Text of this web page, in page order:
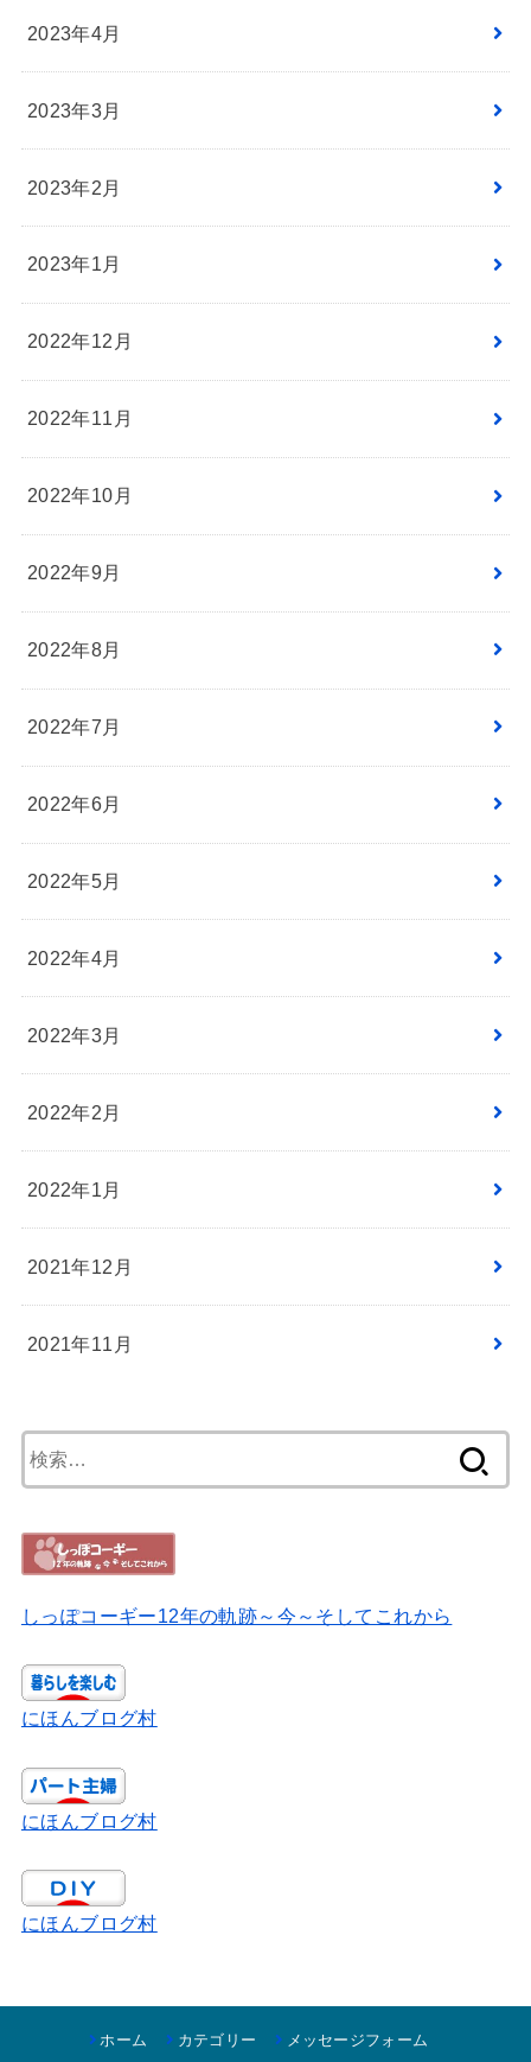
2023年4月
2023年3月
2023年2月
2023年1月
2022年12月
2022年11月
2022年10月
2022年9月
2022年8月
2022年7月
2022年6月
2022年5月
2022年4月
2022年3月
2022年2月
2022年1月
2021年12月
2021年11月
索:
しっぽコーギー12年の軌跡～今～そしてこれから
にほんブログ村
にほんブログ村
にほんブログ村
ホーム カテゴリー メッセージフォーム